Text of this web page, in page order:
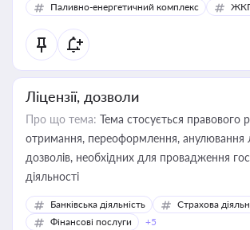
Паливно-енергетичний комплекс
Ліцензії, дозволи
Про що тема: Тема стосується правового
отримання, переоформлення, анулювання
дозволів, необхідних для провадження
діяльності
Банківська діяльність
Страхова
Фінансові послуги
+5